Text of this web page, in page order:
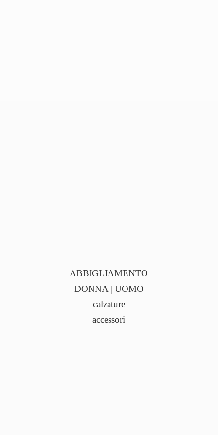
ABBIGLIAMENTO
DONNA | UOMO
calzature
accessori